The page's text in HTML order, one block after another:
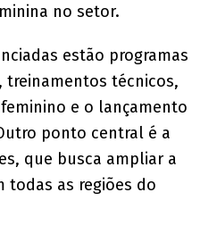
no setor.
estão programas
técnicos,
e o lançamento
ponto central é a
que busca ampliar a
todas as regiões do